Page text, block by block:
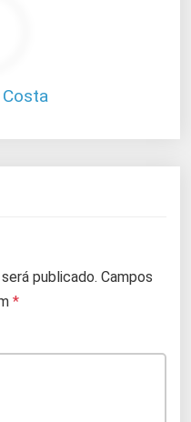
publicado. Campos
*